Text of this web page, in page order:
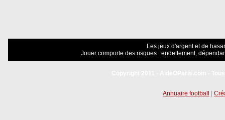
Les jeux d'argent et de
Jouer comporte des risques : endettement,
Annuaire football